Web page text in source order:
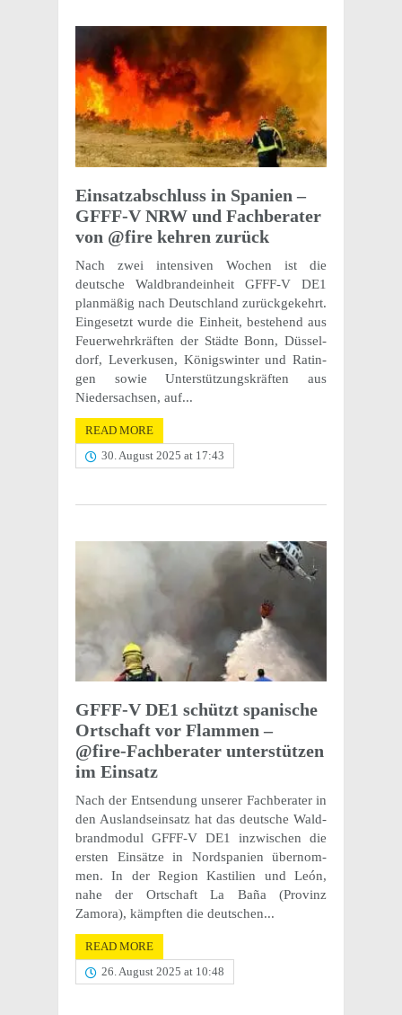
Einsatz­ab­schluss in Spanien –
GFFF-V NRW und Fach­ber­ater
von @fire kehren zurück
Nach zwei inten­siven Wochen ist die
deutsche Wald­bran­dein­heit GFFF-V DE1
plan­mäßig nach Deutsch­land zurück­gekehrt.
Einge­setzt wurde die Einheit, beste­hend aus
Feuer­wehrkräften der Städte Bonn, Düssel­
dorf, Leverkusen, Königswin­ter und Ratin­
gen sowie Unter­stützungskräften aus
Nieder­sach­sen, auf...
READ MORE
30. August 2025 at 17:43
GFFF-V DE1 schützt spanis­che
Ortschaft vor Flam­men –
@fire-Fachberater unter­stützen
im Einsatz
Nach der Entsendung unserer Fach­ber­ater in
den Ausland­sein­satz hat das deutsche Wald­
brand­modul GFFF-V DE1 inzwis­chen die
ersten Einsätze in Nordspanien über­nom­
men. In der Region Kastilien und León,
nahe der Ortschaft La Baña (Prov­inz
Zamora), kämpften die deutschen...
READ MORE
26. August 2025 at 10:48